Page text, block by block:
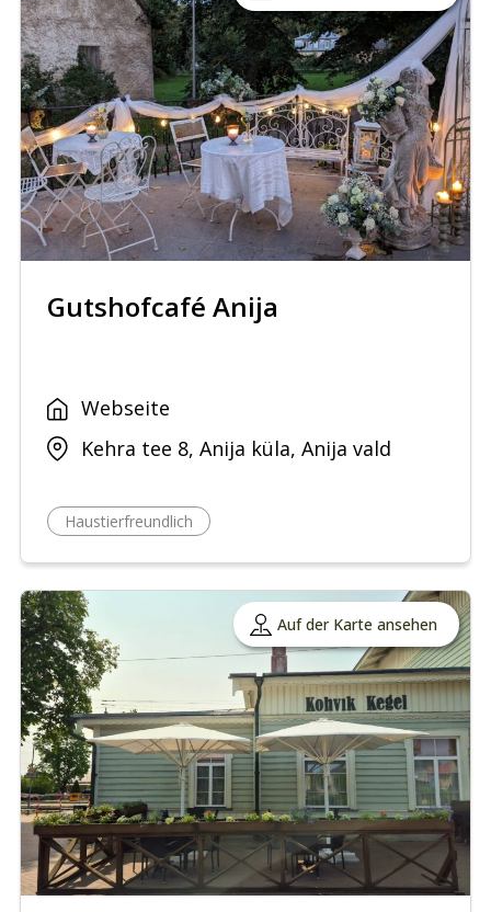
Gutshofcafé Anija
Webseite
Kehra tee 8, Anija küla, Anija vald
Haustierfreundlich
Auf der Karte ansehen